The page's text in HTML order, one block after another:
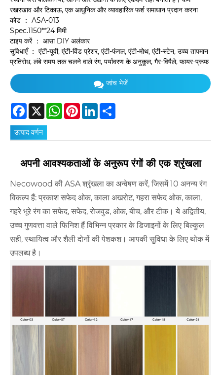
रखरखाव और टिकाऊ, एक आधुनिक और व्यावहारिक फर्श समाधान प्रदान करना
कोड ： ASA-013
Spec.1150**24 मिमी
टाइप करें ： आसा DIY अलंकार
सुविधाएँ ： एंटी-यूवी, एंटी-विंड प्रेशर, एंटी-फंगल, एंटी-मोथ, एंटी-स्टेन, उच्च तापमान
प्रतिरोध, लंबे समय तक चलने वाले रंग, पर्यावरण के अनुकूल, गैर-विषैले, फायर-प्रूफ
जांच भेजें
Facebook
X WhatsAppPinterestLinkedIn
उत्पाद वर्णन
अपनी आवश्यकताओं के अनुरूप रंगों की एक श्रृंखला
Necowood की ASA श्रृंखला का अन्वेषण करें, जिसमें 10 अनन्य रंग
विकल्प हैं: प्रकाश सफेद ओक, काला अखरोट, गहरा सफेद ओक, काला,
गहरे भूरे रंग का सफेद, सफेद, रोजवुड, ओक, बीच, और टीक। ये अद्वितीय,
उच्च गुणवत्ता वाले फिनिश हैं विभिन्न प्रकार के डिजाइनों के लिए बिल्कुल
सही, स्थायित्व और शैली दोनों की पेशकश। आपकी सुविधा के लिए थोक में
उपलब्ध है।